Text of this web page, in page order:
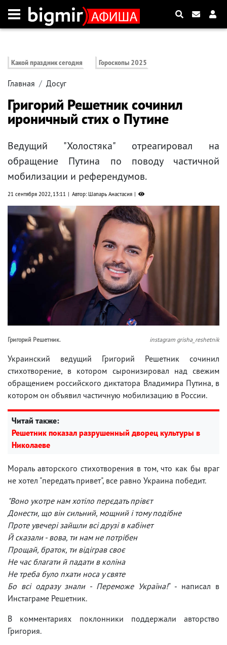
Какой праздник сегодня Гороскопы 2025
Главная Досуг
Григорий Решетник сочинил
ироничный стих о Путине
Ведущий "Холостяка" отреагировал на
обращение Путина по поводу частичной
мобилизации и референдумов.
21 сентября 2022, 13:11 Автор: Шапарь Анастасия
Григорий Решетник. instagram grisha_reshetnik
Украинский ведущий Григорий Решетник сочинил
стихотворение, в котором сыронизировал над свежим
обращением российского диктатора Владимира Путина, в
котором он объявил частичную мобилизацию в России.
Читай также:
Решетник показал разрушенный дворец культуры в
Николаеве
Мораль авторского стихотворения в том, что как бы враг
не хотел "передать привет", все равно Украина победит.
"Воно укотре нам хотіло перєдать прівєт
Донести, що він сильний, мощний і тому подібне
Проте увечері зайшли всі друзі в кабінет
Й сказали - вова, ти нам не потрібен
Прощай, браток, ти відіграв своє
Не час благати й падати в коліна
Не треба було пхати носа у святе
Бо всі одразу знали - Переможе Україна!" - написал в
Инстаграме Решетник.
В комментариях поклонники поддержали авторство
Григория.